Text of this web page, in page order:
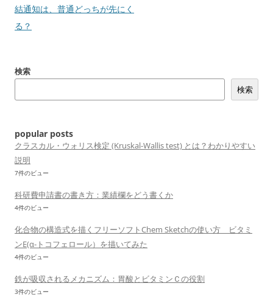
稿
ナ
ー
結通知は、普通どっちが先にく
る？
検索
検索
popular posts
クラスカル・ウォリス検定 (Kruskal-Wallis test) とは？わかりやすい
説明
7件のビュー
科研費申請書の書き方：業績欄をどう書くか
4件のビュー
化合物の構造式を描くフリーソフトChem Sketchの使い方 ビタミ
ンE(α-トコフェロール）を描いてみた
4件のビュー
鉄が吸収されるメカニズム：胃酸とビタミンＣの役割
3件のビュー